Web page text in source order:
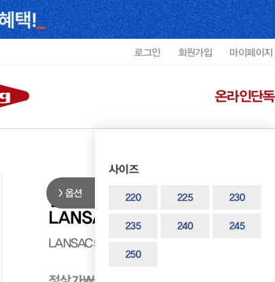
로그인 회원가입 마이페이지
온라인단독
옵션
사이즈
220 225 230
235 240 245
250
랜드로바 여성 격자 스트랩 샌들
LANSAC5454WF9
LANSAC5454WF9